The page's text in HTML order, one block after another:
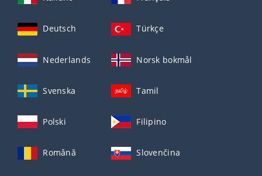
Deutsch Türkçe
Nederlands Norsk bokmål
Svenska Tamil
Polski Filipino
Română Slovenčina